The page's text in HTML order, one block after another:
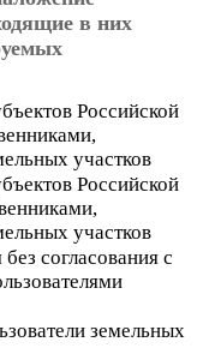
в них
Российской
участков
Российской
участков
согласования с
земельных